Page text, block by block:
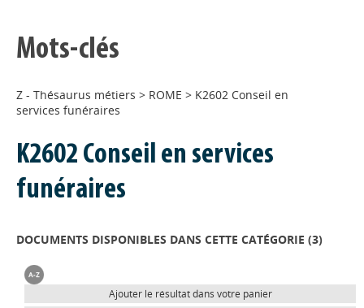
Mots-clés
Z - Thésaurus métiers > ROME > K2602 Conseil en
services funéraires
K2602 Conseil en services
funéraires
DOCUMENTS DISPONIBLES DANS CETTE CATÉGORIE (3)
Ajouter le résultat dans votre panier